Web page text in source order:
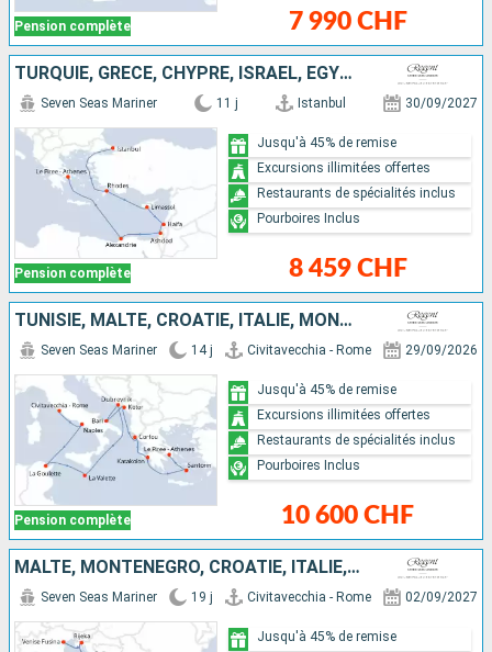
Pension complète 7 990 CHF
TURQUIE, GRÈCE, CHYPRE, ISRAËL, EGYPTE
Pension complète
Seven Seas Mariner 11 j Istanbul 30/09/2027
8 459 CHF
Jusqu'à 45% de remise
Excursions illimitées offertes
Restaurants de spécialités inclus
Pourboires Inclus
TUNISIE, MALTE, CROATIE, ITALIE, MONTÉNÉGRO, GRÈCE
Pension complète
Seven Seas Mariner 14 j Civitavecchia - Rome 29/09/2026
10 600 CHF
Jusqu'à 45% de remise
Excursions illimitées offertes
Restaurants de spécialités inclus
Pourboires Inclus
MALTE, MONTÉNÉGRO, CROATIE, ITALIE, GRÈCE
Seven Seas Mariner 19 j Civitavecchia - Rome 02/09/2027
Jusqu'à 45% de remise